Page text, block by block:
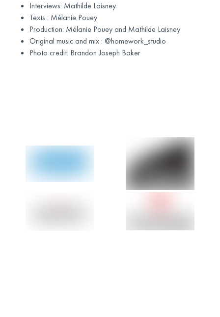
Interviews: Mathilde Laisney
Texts : Mélanie Pouey
Production: Mélanie Pouey and Mathilde Laisney
Original music and mix : @homework_studio
Photo credit: Brandon Joseph Baker